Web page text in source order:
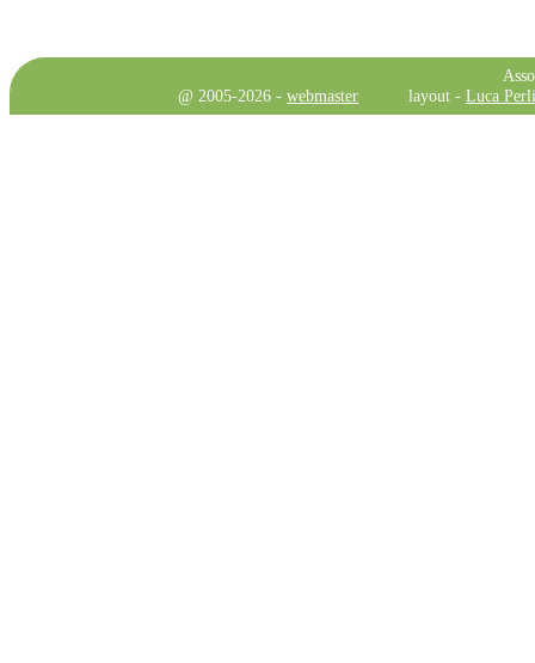
@ 2005-2026 -webmaster layout - Luca